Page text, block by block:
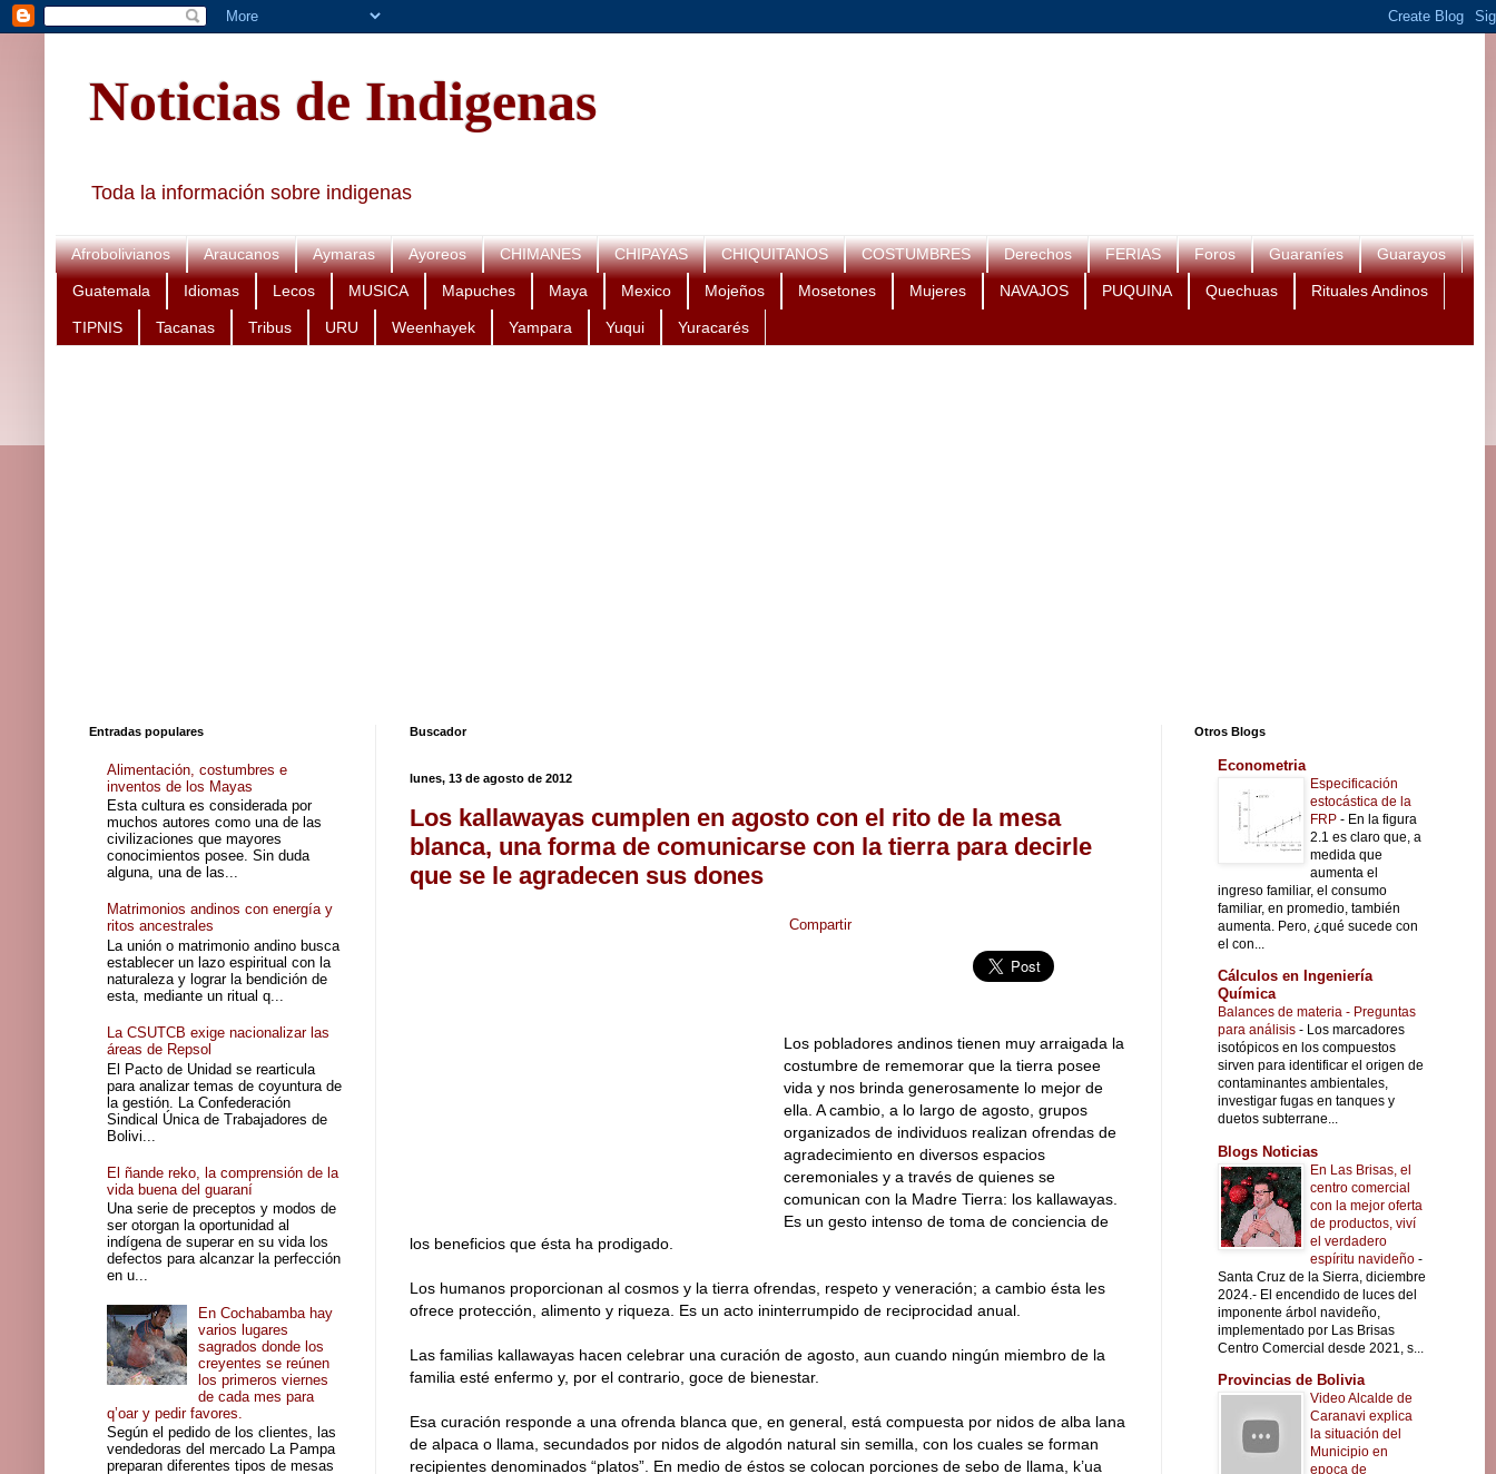
Noticias de Indigenas
Toda la información sobre indigenas
Afrobolivianos Araucanos Aymaras Ayoreos CHIMANES CHIPAYAS CHIQUITANOS COSTUMBRES Derechos FERIAS Foros Guaraníes Guarayos
Guatemala Idiomas Lecos MUSICA Mapuches Maya Mexico Mojeños Mosetones Mujeres NAVAJOS PUQUINA Quechuas Rituales Andinos
TIPNIS Tacanas Tribus URU Weenhayek Yampara Yuqui Yuracarés
Buscador
lunes, 13 de agosto de 2012
Los kallawayas cumplen en agosto con el rito de la mesa
blanca, una forma de comunicarse con la tierra para decirle
que se le agradecen sus dones
Compartir
Los pobladores andinos tienen muy arraigada la
costumbre de rememorar que la tierra posee
vida y nos brinda generosamente lo mejor de
ella. A cambio, a lo largo de agosto, grupos
organizados de individuos realizan ofrendas de
agradecimiento en diversos espacios
ceremoniales y a través de quienes se
comunican con la Madre Tierra: los kallawayas.
Es un gesto intenso de toma de conciencia de
los beneficios que ésta ha prodigado.
Los humanos proporcionan al cosmos y la tierra ofrendas, respeto y veneración; a cambio ésta les
ofrece protección, alimento y riqueza. Es un acto ininterrumpido de reciprocidad anual.
Las familias kallawayas hacen celebrar una curación de agosto, aun cuando ningún miembro de la
familia esté enfermo y, por el contrario, goce de bienestar.
Esa curación responde a una ofrenda blanca que, en general, está compuesta por nidos de alba lana
de alpaca o llama, secundados por nidos de algodón natural sin semilla, con los cuales se forman
recipientes denominados “platos”. En medio de éstos se colocan porciones de sebo de llama, k’ua
Entradas populares
Alimentación, costumbres e
inventos de los Mayas
Esta cultura es considerada por
muchos autores como una de las
civilizaciones que mayores
conocimientos posee. Sin duda
alguna, una de las...
Matrimonios andinos con energía y
ritos ancestrales
La unión o matrimonio andino busca
establecer un lazo espiritual con la
naturaleza y lograr la bendición de
esta, mediante un ritual q...
La CSUTCB exige nacionalizar las
áreas de Repsol
El Pacto de Unidad se rearticula
para analizar temas de coyuntura de
la gestión. La Confederación
Sindical Única de Trabajadores de
Bolivi...
El ñande reko, la comprensión de la
vida buena del guaraní
Una serie de preceptos y modos de
ser otorgan la oportunidad al
indígena de superar en su vida los
defectos para alcanzar la perfección
en u...
En Cochabamba hay
varios lugares
sagrados donde los
creyentes se reúnen
los primeros viernes
de cada mes para
q’oar y pedir favores.
Según el pedido de los clientes, las
vendedoras del mercado La Pampa
preparan diferentes tipos de mesas
Otros Blogs
Econometria
Especificación
estocástica de la
FRP - En la figura
2.1 es claro que, a
medida que
aumenta el
ingreso familiar, el consumo
familiar, en promedio, también
aumenta. Pero, ¿qué sucede con
el con...
Cálculos en Ingeniería
Química
Balances de materia - Preguntas
para análisis - Los marcadores
isotópicos en los compuestos
sirven para identificar el origen de
contaminantes ambientales,
investigar fugas en tanques y
duetos subterrane...
Blogs Noticias
En Las Brisas, el
centro comercial
con la mejor oferta
de productos, viví
el verdadero
espíritu navideño -
Santa Cruz de la Sierra, diciembre
2024.- El encendido de luces del
imponente árbol navideño,
implementado por Las Brisas
Centro Comercial desde 2021, s...
Provincias de Bolivia
Video Alcalde de
Caranavi explica
la situación del
Municipio en
epoca de